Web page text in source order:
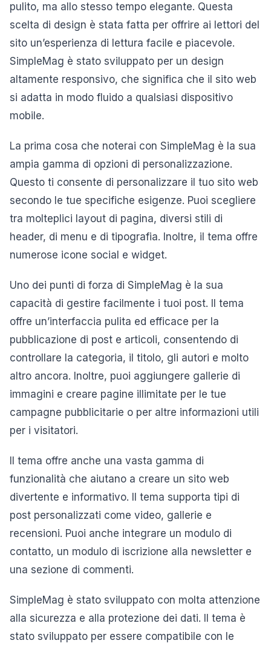
pulito, ma allo stesso tempo elegante. Questa
scelta di design è stata fatta per offrire ai lettori del
sito un’esperienza di lettura facile e piacevole.
SimpleMag è stato sviluppato per un design
altamente responsivo, che significa che il sito web
si adatta in modo fluido a qualsiasi dispositivo
mobile.
La prima cosa che noterai con SimpleMag è la sua
ampia gamma di opzioni di personalizzazione.
Questo ti consente di personalizzare il tuo sito web
secondo le tue specifiche esigenze. Puoi scegliere
tra molteplici layout di pagina, diversi stili di
header, di menu e di tipografia. Inoltre, il tema offre
numerose icone social e widget.
Uno dei punti di forza di SimpleMag è la sua
capacità di gestire facilmente i tuoi post. Il tema
offre un’interfaccia pulita ed efficace per la
pubblicazione di post e articoli, consentendo di
controllare la categoria, il titolo, gli autori e molto
altro ancora. Inoltre, puoi aggiungere gallerie di
immagini e creare pagine illimitate per le tue
campagne pubblicitarie o per altre informazioni utili
per i visitatori.
Il tema offre anche una vasta gamma di
funzionalità che aiutano a creare un sito web
divertente e informativo. Il tema supporta tipi di
post personalizzati come video, gallerie e
recensioni. Puoi anche integrare un modulo di
contatto, un modulo di iscrizione alla newsletter e
una sezione di commenti.
SimpleMag è stato sviluppato con molta attenzione
alla sicurezza e alla protezione dei dati. Il tema è
stato sviluppato per essere compatibile con le